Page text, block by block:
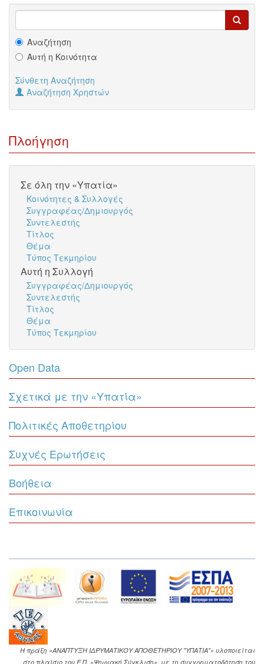
Αναζήτηση
Αυτή η Κοινότητα
Σύνθετη Αναζήτηση
Αναζήτηση Χρηστών
Πλοήγηση
Σε όλη την «Υπατία»
Κοινότητες & Συλλογές
Συγγραφέας/Δημιουργός
Συντελεστής
Τίτλος
Θέμα
Τύπος Τεκμηρίου
Αυτή η Συλλογή
Συγγραφέας/Δημιουργός
Συντελεστής
Τίτλος
Θέμα
Τύπος Τεκμηρίου
Open Data
Σχετικά με την «Υπατία»
Πολιτικές Αποθετηρίου
Συχνές Ερωτήσεις
Βοήθεια
Επικοινωνία
Η πράξη «ΑΝΑΠΤΥΞΗ ΙΔΡΥΜΑΤΙΚΟΥ ΑΠΟΘΕΤΗΡΙΟΥ "ΥΠΑΤΙΑ"» υλοποιείται
στο πλαίσιο του Ε.Π. «Ψηφιακή Σύγκλιση», με τη συγχρηματοδότηση του